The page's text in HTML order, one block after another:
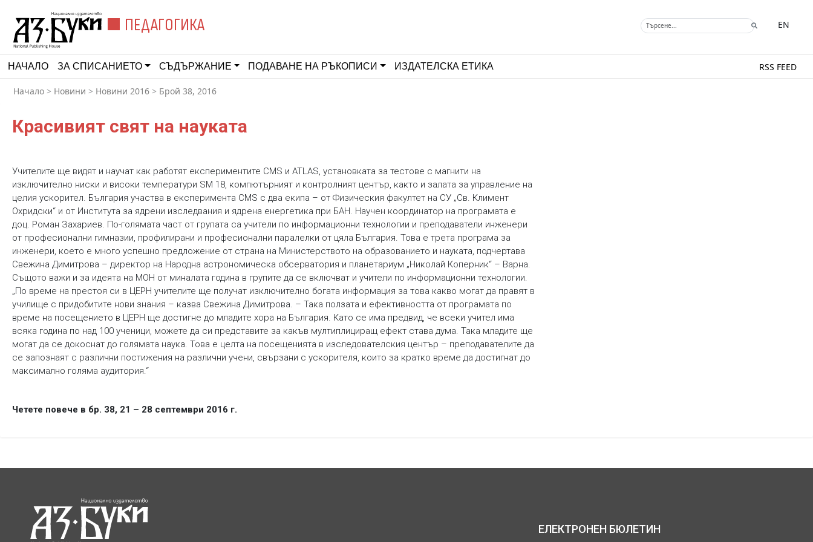
ПЕДАГОГИКА EN
НАЧАЛО ЗА СПИСАНИЕТО СЪДЪРЖАНИЕ ПОДАВАНЕ НА РЪКОПИСИ ИЗДАТЕЛСКА ЕТИКА RSS FEED
Начало > Новини > Новини 2016 > Брой 38, 2016
Красивият свят на науката
Учителите ще видят и научат как работят експериментите CMS и ATLAS, установката за тестове с магнити на
изключително ниски и високи температури SM 18, компютърният и контролният център, както и залата за управление на
целия ускорител. България участва в експеримента CMS с два екипа – от Физическия факултет на СУ „Св. Климент
Охридски“ и от Института за ядрени изследвания и ядрена енергетика при БАН. Научен координатор на програмата е
доц. Роман Захариев. По-голямата част от групата са учители по информационни технологии и преподаватели инженери
от професионални гимназии, профилирани и професионални паралелки от цяла България. Това е трета програма за
инженери, което е много успешно предложение от страна на Министерството на образованието и науката, подчертава
Свежина Димитрова – директор на Народна астрономическа обсерватория и планетариум „Николай Коперник“ – Варна.
Същото важи и за идеята на МОН от миналата година в групите да се включват и учители по информационни технологии.
„По време на престоя си в ЦЕРН учителите ще получат изключително богата информация за това какво могат да правят в
училище с придобитите нови знания – казва Свежина Димитрова. – Така ползата и ефективността от програмата по
време на посещението в ЦЕРН ще достигне до младите хора на България. Като се има предвид, че всеки учител има
всяка година по над 100 ученици, можете да си представите за какъв мултиплициращ ефект става дума. Така младите ще
могат да се докоснат до голямата наука. Това е целта на посещенията в изследователския център – преподавателите да
се запознаят с различни постижения на различни учени, свързани с ускорителя, които за кратко време да достигнат до
максимално голяма аудитория.“
Четете повече в бр. 38, 21 – 28 септември 2016 г.
ЕЛЕКТРОНЕН БЮЛЕТИН